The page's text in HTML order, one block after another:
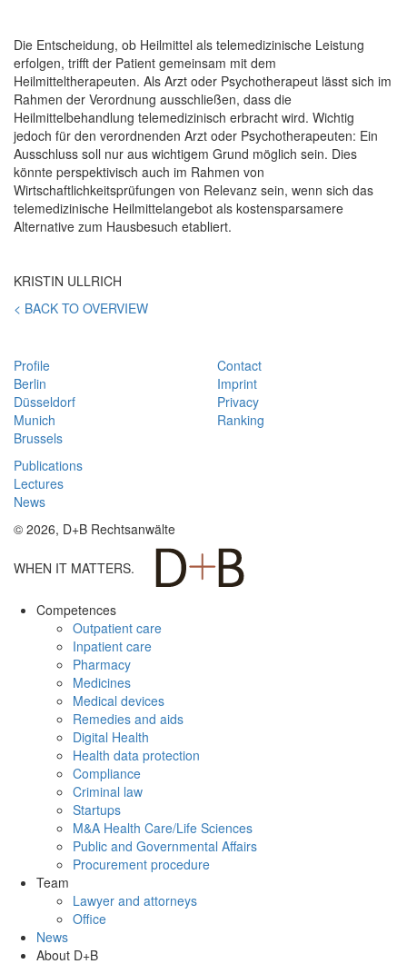
Die Entscheidung, ob Heilmittel als telemedizinische Leistung
erfolgen, trifft der Patient gemeinsam mit dem
Heilmitteltherapeuten. Als Arzt oder Psychotherapeut lässt sich im
Rahmen der Verordnung ausschließen, dass die
Heilmittelbehandlung telemedizinisch erbracht wird. Wichtig
jedoch für den verordnenden Arzt oder Psychotherapeuten: Ein
Ausschluss soll nur aus wichtigem Grund möglich sein. Dies
könnte perspektivisch auch im Rahmen von
Wirtschaftlichkeitsprüfungen von Relevanz sein, wenn sich das
telemedizinische Heilmittelangebot als kostensparsamere
Alternative zum Hausbesuch etabliert.
KRISTIN ULLRICH
< BACK TO OVERVIEW
Profile
Berlin
Düsseldorf
Munich
Brussels
Contact
Imprint
Privacy
Ranking
Publications
Lectures
News
© 2026, D+B Rechtsanwälte
WHEN IT MATTERS.
Competences
Outpatient care
Inpatient care
Pharmacy
Medicines
Medical devices
Remedies and aids
Digital Health
Health data protection
Compliance
Criminal law
Startups
M&A Health Care/Life Sciences
Public and Governmental Affairs
Procurement procedure
Team
Lawyer and attorneys
Office
News
About D+B